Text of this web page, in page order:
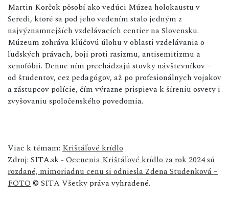
Martin Korčok pôsobí ako vedúci Múzea holokaustu v
Seredi, ktoré sa pod jeho vedením stalo jedným z
najvýznamnejších vzdelávacích centier na Slovensku.
Múzeum zohráva kľúčovú úlohu v oblasti vzdelávania o
ľudských právach, boji proti rasizmu, antisemitizmu a
xenofóbii. Denne ním prechádzajú stovky návštevníkov –
od študentov, cez pedagógov, až po profesionálnych vojakov
a zástupcov polície, čím výrazne prispieva k šíreniu osvety i
zvyšovaniu spoločenského povedomia.
Viac k témam: Krištáľové krídlo
Zdroj: SITA.sk - Ocenenia Krištáľové krídlo za rok 2024 sú
rozdané, mimoriadnu cenu si odniesla Zdena Studenková –
FOTO © SITA Všetky práva vyhradené.